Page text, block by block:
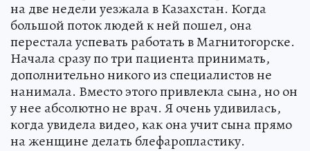
на две недели уезжала в Казахстан. Когда
большой поток людей к ней пошел, она
перестала успевать работать в Магнитогорске.
Начала сразу по три пациента принимать,
дополнительно никого из специалистов не
нанимала. Вместо этого привлекла сына, но он
у нее абсолютно не врач. Я очень удивилась,
когда увидела видео, как она учит сына прямо
на женщине делать блефаропластику.